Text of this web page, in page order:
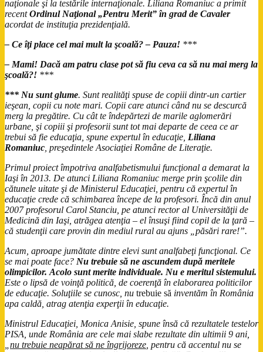
naţionale şi la testările internaţionale. Liliana Romaniuc a primit
recentOrdinul Naţional „Pentru Merit” în grad de Cavaler
acordat de instituţia prezidenţială.
– Ce îţi place cel mai mult la şcoală? – Pauza! ***
– Mami! Dacă am patru clase pot să fiu ceva ca să nu mai merg la
şcoală?! ***
*** Nu sunt glume. Sunt realităţi spuse de copiii dintr-un cartier
ieşean, copii cu note mari. Copii care atunci când nu se descurcă
merg la pregătire. Cu cât te îndepărtezi de marile aglomerări
urbane, şi copiii şi profesorii sunt tot mai departe de ceea ce ar
trebui să fie educaţia, spune expertul în educaţie, Liliana
Romaniuc, preşedintele Asociaţiei Române de Literaţie.
Primul proiect împotriva analfabetismului funcţional a demarat la
Iaşi în 2013. De atunci Liliana Romaniuc merge prin şcolile din
cătunele uitate şi de Ministerul Educaţiei, pentru că expertul în
educaţie crede că schimbarea începe de la profesori. Încă din anul
2007 profesorul Carol Stanciu, pe atunci rector al Universităţii de
Medicină din Iaşi, atrăgea atenţia – el însuşi fiind copil de la ţară –
că studenţii care provin din mediul rural au ajuns „păsări rare!”.
Acum, aproape jumătate dintre elevi sunt analfabeţi funcţional. Ce
se mai poate face? Nu trebuie să ne ascundem după meritele
olimpicilor. Acolo sunt merite individuale. Nu e meritul sistemului.
Este o lipsă de voinţă politică, de coerenţă în elaborarea politicilor
de educaţie. Soluţiile se cunosc, nu trebuie să inventăm în România
apa caldă, atrag atenţia experţii în educaţie.
Ministrul Educaţiei, Monica Anisie, spune însă că rezultatele testelor
PISA, unde România are cele mai slabe rezultate din ultimii 9 ani,
„nu trebuie neapărat să ne îngrijoreze, pentru că accentul nu se